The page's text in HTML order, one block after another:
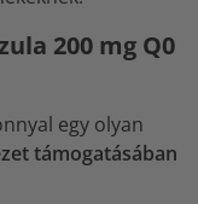
200 mg Q0
egy olyan
támogatásában